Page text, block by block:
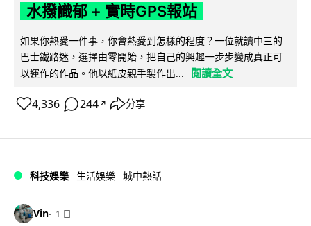
水撥識郁 + 實時GPS報站
如果你熱愛一件事，你會熱愛到怎樣的程度？一位就讀中三的
巴士鐵路迷，選擇由零開始，把自己的興趣一步步變成真正可
以運作的作品。他以紙皮親手製作出...
閱讀全文
4,336 244 ↗ 分享
科技娛樂 生活娛樂 城中熱話
Vin 1 日